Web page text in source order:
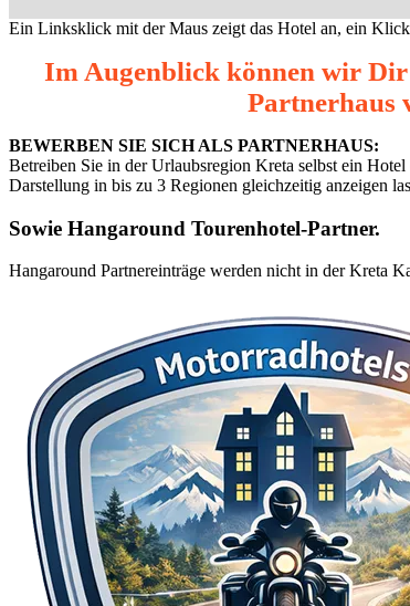
Ein Linksklick mit der Maus zeigt das Hotel an, ein
Im Augenblick können wir
Partnerhaus
BEWERBEN SIE SICH ALS PARTNERHAUS:
Betreiben Sie in der Urlaubsregion Kreta selbst ein
Darstellung in bis zu 3 Regionen gleichzeitig anzeigen
Sowie Hangaround Tourenhotel-Partner.
Hangaround Partnereinträge werden nicht in der Kreta